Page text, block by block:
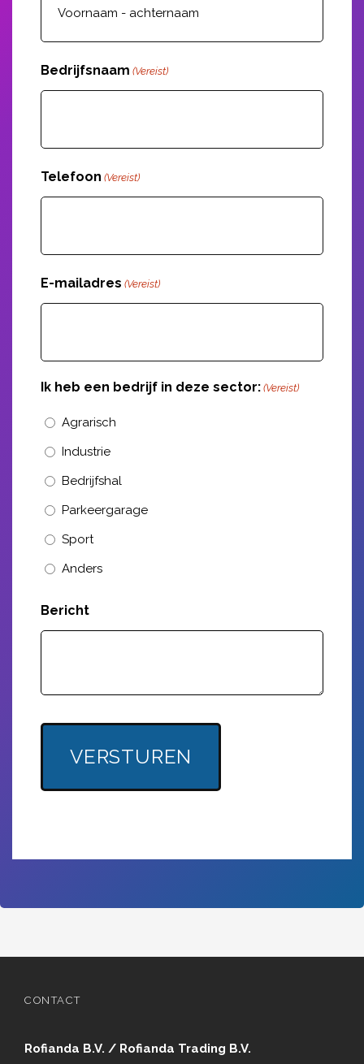
Bedrijfsnaam (Vereist)
Telefoon (Vereist)
E-mailadres (Vereist)
Ik heb een bedrijf in deze sector: (Vereist)
Agrarisch
Industrie
Bedrijfshal
Parkeergarage
Sport
Anders
Bericht
CONTACT
Rofianda B.V. / Rofianda Trading B.V.